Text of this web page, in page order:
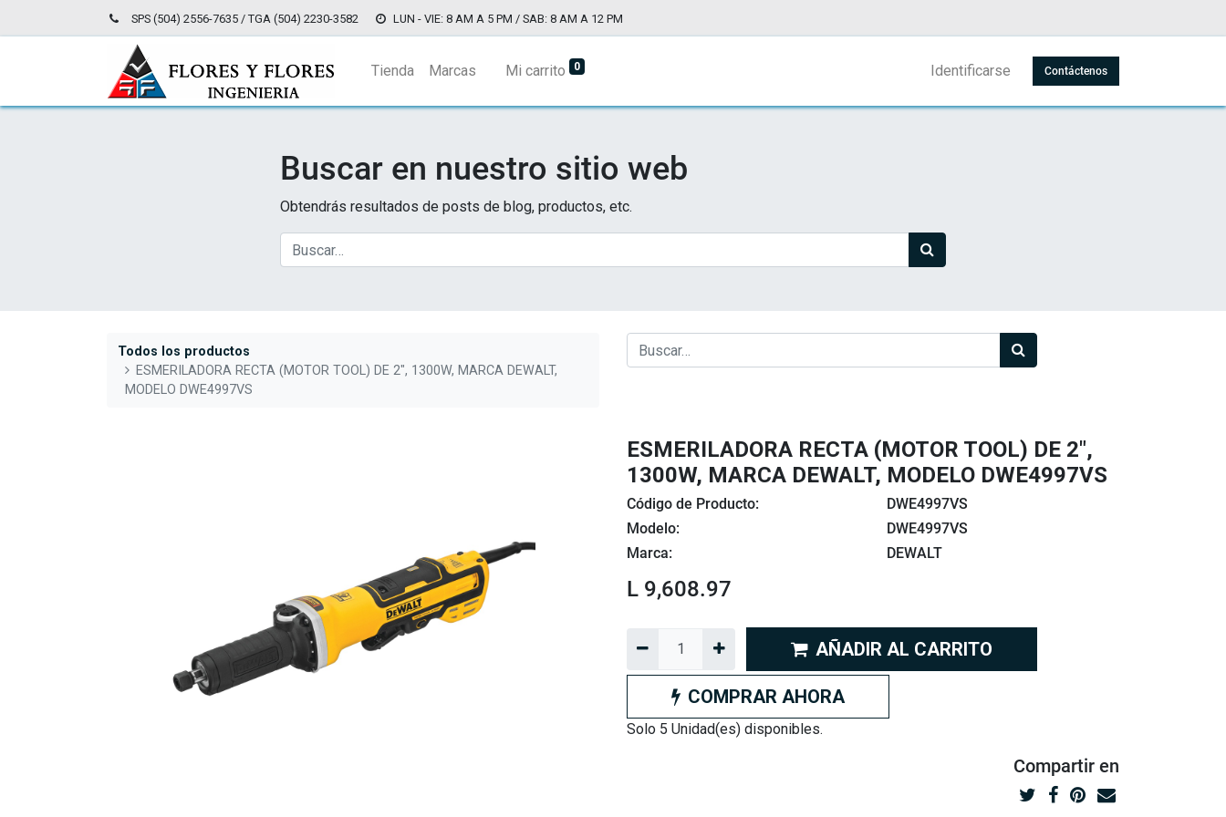
SPS (504) 2556-7635 / TGA (504) 2230-3582 LUN - VIE: 8 AM A 5 PM / SAB: 8 AM A 12 PM
Tienda Marcas Mi carrito 0 Identificarse Contáctenos
Buscar en nuestro sitio web
Obtendrás resultados de posts de blog, productos, etc.
Todos los productos
ESMERILADORA RECTA (MOTOR TOOL) DE 2", 1300W, MARCA DEWALT,
MODELO DWE4997VS
ESMERILADORA RECTA (MOTOR TOOL) DE 2",
1300W, MARCA DEWALT, MODELO DWE4997VS
Código de Producto:
DWE4997VS
Modelo:
DWE4997VS
Marca:
DEWALT
L 9,608.97
AÑADIR AL CARRITO
COMPRAR AHORA
Solo 5 Unidad(es) disponibles.
Compartir en